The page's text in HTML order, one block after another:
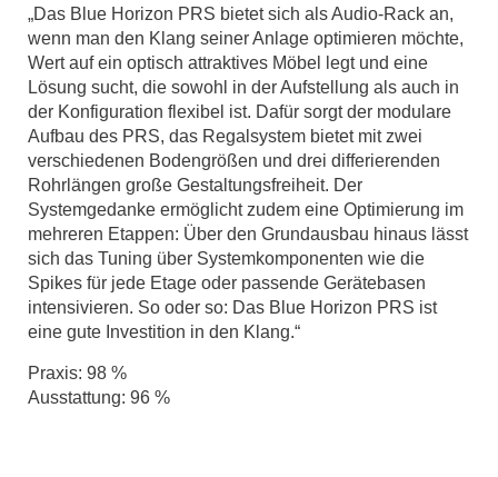
„Das Blue Horizon PRS bietet sich als Audio-Rack an,
wenn man den Klang seiner Anlage optimieren möchte,
Wert auf ein optisch attraktives Möbel legt und eine
Lösung sucht, die sowohl in der Aufstellung als auch in
der Konfiguration flexibel ist. Dafür sorgt der modulare
Aufbau des PRS, das Regalsystem bietet mit zwei
verschiedenen Bodengrößen und drei differierenden
Rohrlängen große Gestaltungsfreiheit. Der
Systemgedanke ermöglicht zudem eine Optimierung im
mehreren Etappen: Über den Grundausbau hinaus lässt
sich das Tuning über Systemkomponenten wie die
Spikes für jede Etage oder passende Gerätebasen
intensivieren. So oder so: Das Blue Horizon PRS ist
eine gute Investition in den Klang.“
Praxis: 98 %
Ausstattung: 96 %